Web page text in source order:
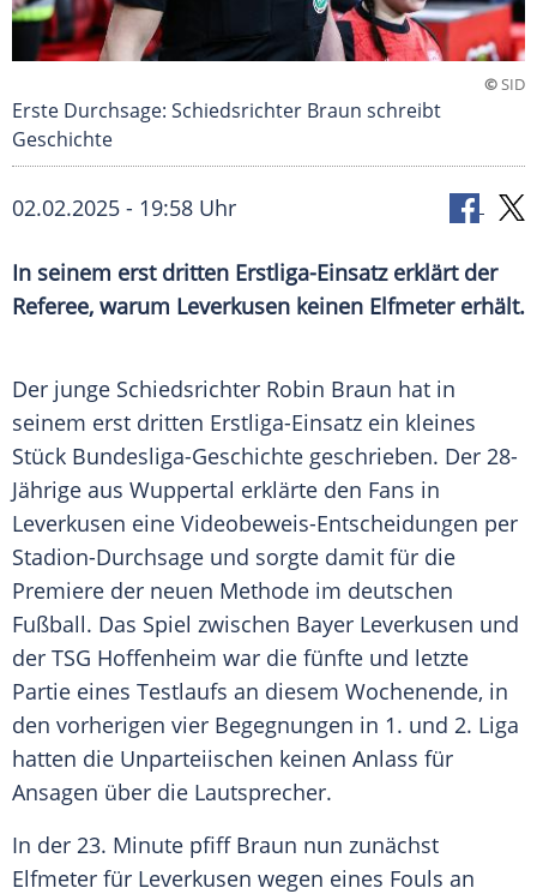
©SID
Erste Durchsage: Schiedsrichter Braun schreibt
Geschichte
02.02.2025 - 19:58 Uhr
In seinem erst dritten Erstliga-Einsatz erklärt der
Referee, warum Leverkusen keinen Elfmeter erhält.
Der junge Schiedsrichter Robin Braun hat in
seinem erst dritten Erstliga-Einsatz ein kleines
Stück Bundesliga-Geschichte geschrieben. Der 28-
Jährige aus Wuppertal erklärte den Fans in
Leverkusen eine Videobeweis-Entscheidungen per
Stadion-Durchsage und sorgte damit für die
Premiere der neuen Methode im deutschen
Fußball. Das Spiel zwischen Bayer Leverkusen und
der TSG Hoffenheim war die fünfte und letzte
Partie eines Testlaufs an diesem Wochenende, in
den vorherigen vier Begegnungen in 1. und 2. Liga
hatten die Unparteiischen keinen Anlass für
Ansagen über die Lautsprecher.
In der 23. Minute pfiff Braun nun zunächst
Elfmeter für Leverkusen wegen eines Fouls an